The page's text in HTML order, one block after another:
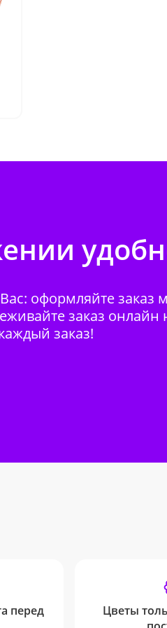
оформляйте заказ
заказ
заказ!
перед
Цветы